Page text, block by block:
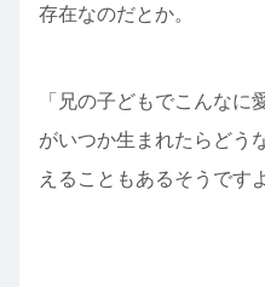
存在なのだとか。
「兄の子どもでこんなに
がいつか生まれたらどう
えることもあるそうです